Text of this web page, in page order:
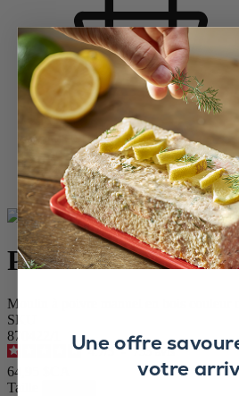
Accueil
Saveurs d'épices
Moulins à poivre
Moulins à poivre en bois
Paris
Paris
Moulin à poivre manuel en bois couleur
SKU
870422/1
4.7/5- 753avis
64,95 $CA
Taille
Une offre
votre